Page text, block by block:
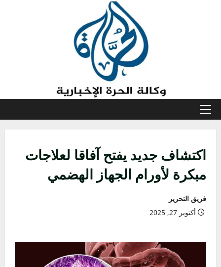
القائمة
اكتشاف جديد يفتح آفاقا لعلاجات
مبكرة لأورام الجهاز الهضمي
فريق التحرير
أكتوبر 27, 2025